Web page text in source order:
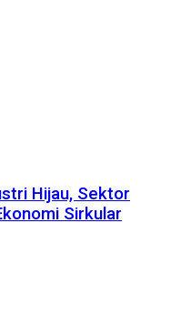
Hijau, Sektor
Sirkular